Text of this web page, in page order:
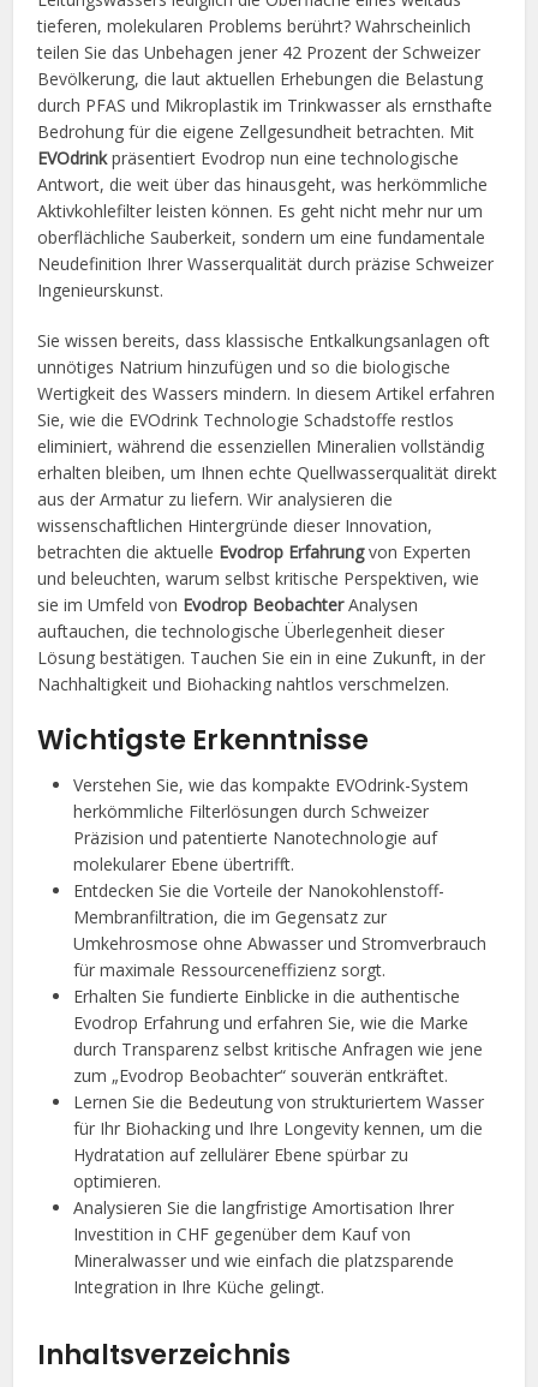
tieferen, molekularen Problems berührt? Wahrscheinlich
teilen Sie das Unbehagen jener 42 Prozent der Schweizer
Bevölkerung, die laut aktuellen Erhebungen die Belastung
durch PFAS und Mikroplastik im Trinkwasser als ernsthafte
Bedrohung für die eigene Zellgesundheit betrachten. Mit
EVOdrinkpräsentiert Evodrop nun eine technologische
Antwort, die weit über das hinausgeht, was herkömmliche
Aktivkohlefilter leisten können. Es geht nicht mehr nur um
oberflächliche Sauberkeit, sondern um eine fundamentale
Neudefinition Ihrer Wasserqualität durch präzise Schweizer
Ingenieurskunst.
Sie wissen bereits, dass klassische Entkalkungsanlagen oft
unnötiges Natrium hinzufügen und so die biologische
Wertigkeit des Wassers mindern. In diesem Artikel erfahren
Sie, wie die EVOdrink Technologie Schadstoffe restlos
eliminiert, während die essenziellen Mineralien vollständig
erhalten bleiben, um Ihnen echte Quellwasserqualität direkt
aus der Armatur zu liefern. Wir analysieren die
wissenschaftlichen Hintergründe dieser Innovation,
betrachten die aktuelle Evodrop Erfahrungvon Experten
und beleuchten, warum selbst kritische Perspektiven, wie
sie im Umfeld von Evodrop BeobachterAnalysen
auftauchen, die technologische Überlegenheit dieser
Lösung bestätigen. Tauchen Sie ein in eine Zukunft, in der
Nachhaltigkeit und Biohacking nahtlos verschmelzen.
Wichtigste Erkenntnisse
Verstehen Sie, wie das kompakte EVOdrink-System
herkömmliche Filterlösungen durch Schweizer
Präzision und patentierte Nanotechnologie auf
molekularer Ebene übertrifft.
Entdecken Sie die Vorteile der Nanokohlenstoff-
Membranfiltration, die im Gegensatz zur
Umkehrosmose ohne Abwasser und Stromverbrauch
für maximale Ressourceneffizienz sorgt.
Erhalten Sie fundierte Einblicke in die authentische
Evodrop Erfahrung und erfahren Sie, wie die Marke
durch Transparenz selbst kritische Anfragen wie jene
zum „Evodrop Beobachter“ souverän entkräftet.
Lernen Sie die Bedeutung von strukturiertem Wasser
für Ihr Biohacking und Ihre Longevity kennen, um die
Hydratation auf zellulärer Ebene spürbar zu
optimieren.
Analysieren Sie die langfristige Amortisation Ihrer
Investition in CHF gegenüber dem Kauf von
Mineralwasser und wie einfach die platzsparende
Integration in Ihre Küche gelingt.
Inhaltsverzeichnis